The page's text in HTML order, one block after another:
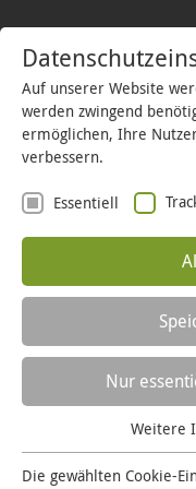
MENÜ
Auf unserer Website
werden zwingend
ermöglichen, Ihre
verbessern.
Essentiell
Nur
Essentielle Cookies
Weitere
Die gewählten Cookie-